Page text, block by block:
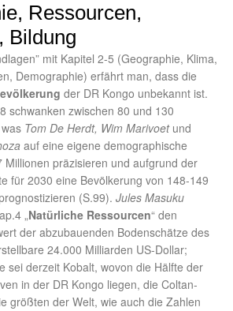
Ressourcen,
Bildung
mit Kapitel 2-5 (Geographie, Klima,
Demographie) erfährt man, dass die
der DR Kongo unbekannt ist.
schwanken zwischen 80 und 130
Tom De Herdt, Wim Marivoet und
auf eine eigene demographische
Millionen präzisieren und aufgrund der
für 2030 eine Bevölkerung von 148-149
(S.99). Jules Masuku
„Natürliche Ressourcen“ den
der abzubauenden Bodenschätze des
24.000 Milliarden US-Dollar;
sei derzeit Kobalt, wovon die Hälfte der
in der DR Kongo liegen, die Coltan-
größten der Welt, wie auch die Zahlen